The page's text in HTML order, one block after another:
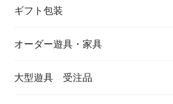
ギフト包装
オーダー遊具・家具
大型遊具 受注品